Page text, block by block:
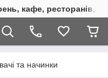
кафе, ресторанів,
та начинки